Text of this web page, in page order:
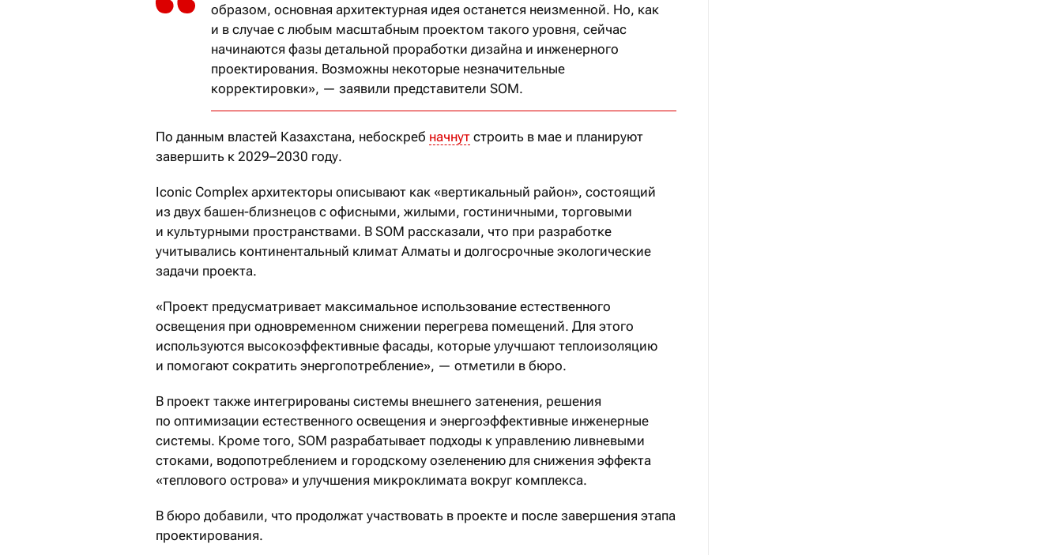
образом, основная архитектурная идея останется неизменной. Но, как
и в случае с любым масштабным проектом такого уровня, сейчас
начинаются фазы детальной проработки дизайна и инженерного
проектирования. Возможны некоторые незначительные
корректировки», — заявили представители SOM.
По данным властей Казахстана, небоскреб начнут строить в мае и планируют
завершить к 2029–2030 году.
Iconic Complex архитекторы описывают как «вертикальный район», состоящий
из двух башен-близнецов с офисными, жилыми, гостиничными, торговыми
и культурными пространствами. В SOM рассказали, что при разработке
учитывались континентальный климат Алматы и долгосрочные экологические
задачи проекта.
«Проект предусматривает максимальное использование естественного
освещения при одновременном снижении перегрева помещений. Для этого
используются высокоэффективные фасады, которые улучшают теплоизоляцию
и помогают сократить энергопотребление», — отметили в бюро.
В проект также интегрированы системы внешнего затенения, решения
по оптимизации естественного освещения и энергоэффективные инженерные
системы. Кроме того, SOM разрабатывает подходы к управлению ливневыми
стоками, водопотреблением и городскому озеленению для снижения эффекта
«теплового острова» и улучшения микроклимата вокруг комплекса.
В бюро добавили, что продолжат участвовать в проекте и после завершения этапа
проектирования.